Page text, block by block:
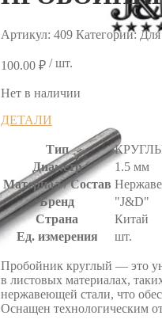
Артикул: 409 Категории:
100.00 ₽/ шт.
Нет в наличии
ДЕТАЛИ
Тип
Диаметр
1.5 мм
Материал / Состав
Бренд
"J&D"
Страна
Китай
Ед. измерения
шт.
Пробойник круглый — это
в листовых материалах,
нержавеющей стали, что
Оснащен технологическим